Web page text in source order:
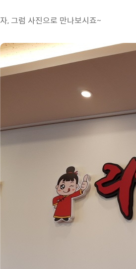
자, 그럼 사진으로 만나보시죠~